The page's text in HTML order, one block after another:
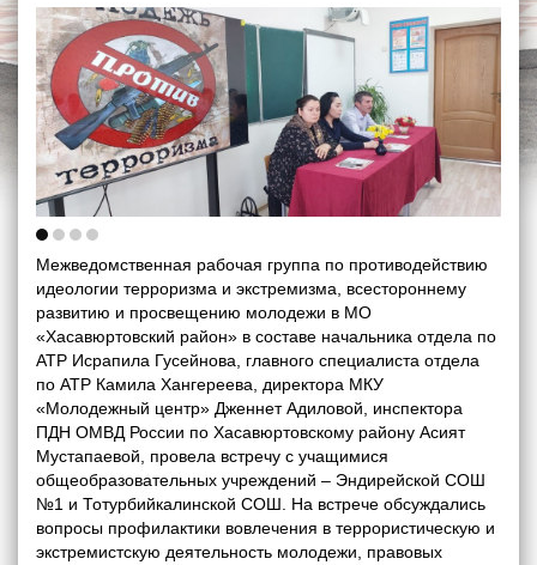
Межведомственная рабочая группа по противодействию
идеологии терроризма и экстремизма, всестороннему
развитию и просвещению молодежи в МО
«Хасавюртовский район» в составе начальника отдела по
АТР Исрапила Гусейнова, главного специалиста отдела
по АТР Камила Хангереева, директора МКУ
«Молодежный центр» Дженнет Адиловой, инспектора
ПДН ОМВД России по Хасавюртовскому району Асият
Мустапаевой, провела встречу с учащимися
общеобразовательных учреждений – Эндирейской СОШ
№1 и Тотурбийкалинской СОШ. На встрече обсуждались
вопросы профилактики вовлечения в террористическую и
экстремистскую деятельность молодежи, правовых